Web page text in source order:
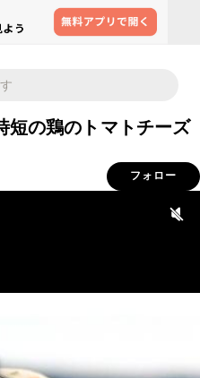
短の鶏のトマトチーズ
フォロー